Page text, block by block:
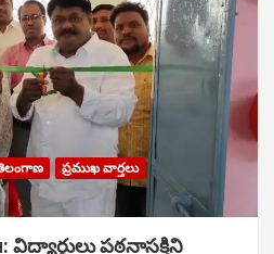
ప్రముఖ వార్తలు
విద్యార్థులు పఠ‌నాసక్తిని